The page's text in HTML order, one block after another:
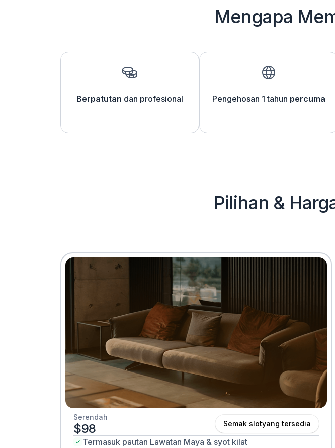
Mengapa
Berpatutan dan profesional Pengehosan 1 tahun percuma
Pilihan &
UNTUK KEDIAMAN
Serendah
$98 Semak slotyang tersedia
Termasuk pautan Lawatan Maya & syot kilat